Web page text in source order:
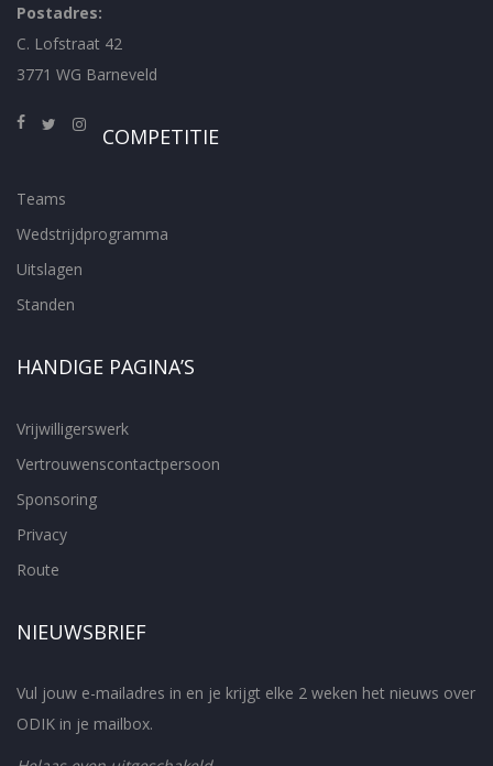
Postadres:
C. Lofstraat 42
3771 WG Barneveld
COMPETITIE
Teams
Wedstrijdprogramma
Uitslagen
Standen
HANDIGE PAGINA’S
Vrijwilligerswerk
Vertrouwenscontactpersoon
Sponsoring
Privacy
Route
NIEUWSBRIEF
Vul jouw e-mailadres in en je krijgt elke 2 weken het nieuws over
ODIK in je mailbox.